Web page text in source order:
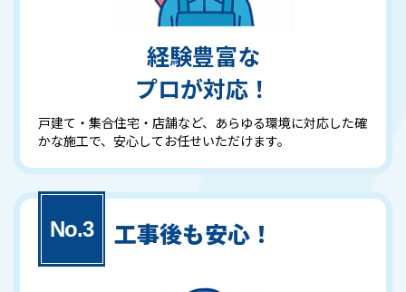
経験豊富な
プロが対応！
戸建て・集合住宅・店舗など、あらゆる環境に対応した確
かな施工で、安心してお任せいただけます。
工事後も安心！